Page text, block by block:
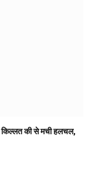
की से मची हलचल,